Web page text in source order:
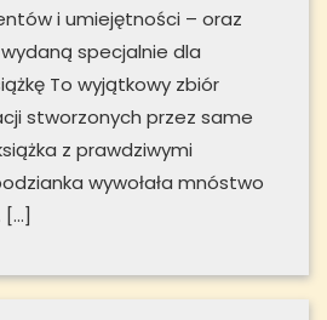
i umiejętności – oraz
specjalnie dla
To wyjątkowy zbiór
stworzonych przez same
z prawdziwymi
wywołała mnóstwo
[…]